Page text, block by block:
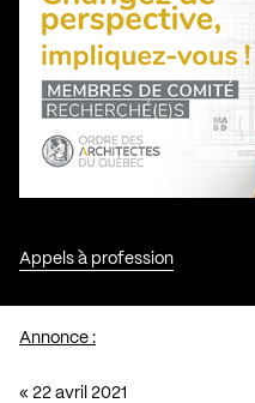
Appels à profession
Annonce :
« 22 avril 2021